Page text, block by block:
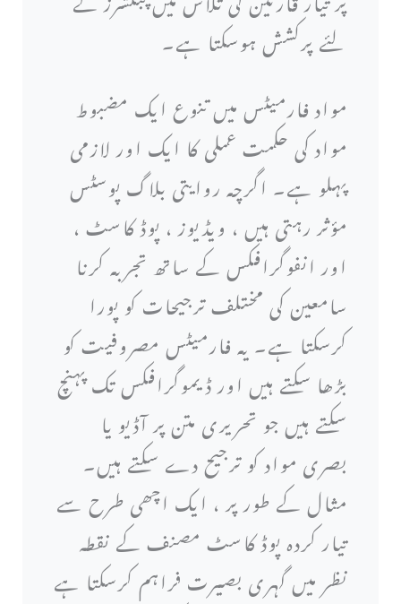
لئے پرکشش ہوسکتا ہے۔
مواد فارمیٹس میں تنوع ایک مضبوط
مواد کی حکمت عملی کا ایک اور لازمی
پہلو ہے۔ اگرچہ روایتی بلاگ پوسٹس
مؤثر رہتی ہیں ، ویڈیوز ، پوڈ کاسٹ ،
اور انفوگرافکس کے ساتھ تجربہ کرنا
سامعین کی مختلف ترجیحات کو پورا
کرسکتا ہے۔ یہ فارمیٹس مصروفیت کو
بڑھا سکتے ہیں اور ڈیموگرافکس تک پہنچ
سکتے ہیں جو تحریری متن پر آڈیو یا
بصری مواد کو ترجیح دے سکتے ہیں۔
مثال کے طور پر ، ایک اچھی طرح سے
تیار کردہ پوڈ کاسٹ مصنف کے نقطہ
نظر میں گہری بصیرت فراہم کرسکتا ہے